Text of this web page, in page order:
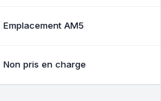
Emplacement AM5
Non pris en charge